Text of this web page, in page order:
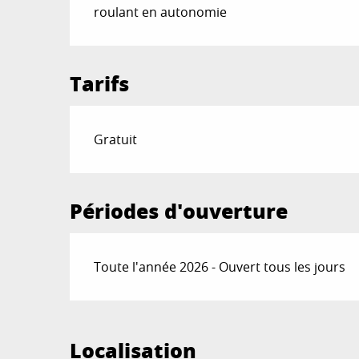
roulant en autonomie
Tarifs
Gratuit
Périodes d'ouverture
Toute l'année 2026 - Ouvert tous les jours
Localisation